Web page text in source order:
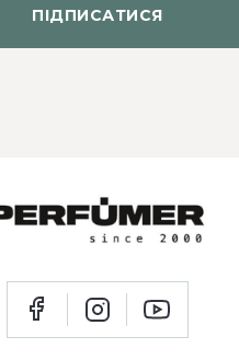
ПІДПИСАТИСЯ